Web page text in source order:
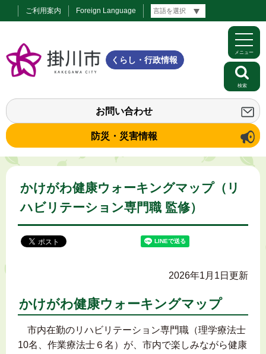
ご利用案内 Foreign Language
くらし・行政情報
お問い合わせ
防災・災害情報
メニュー
検索
かけがわ健康ウォーキングマップ（リ
ハビリテーション専門職 監修）
2026年1月1日更新
かけがわ健康ウォーキングマップ
市内在勤のリハビリテーション専門職（理学療法士
10名、作業療法士６名）が、市内で楽しみながら健康